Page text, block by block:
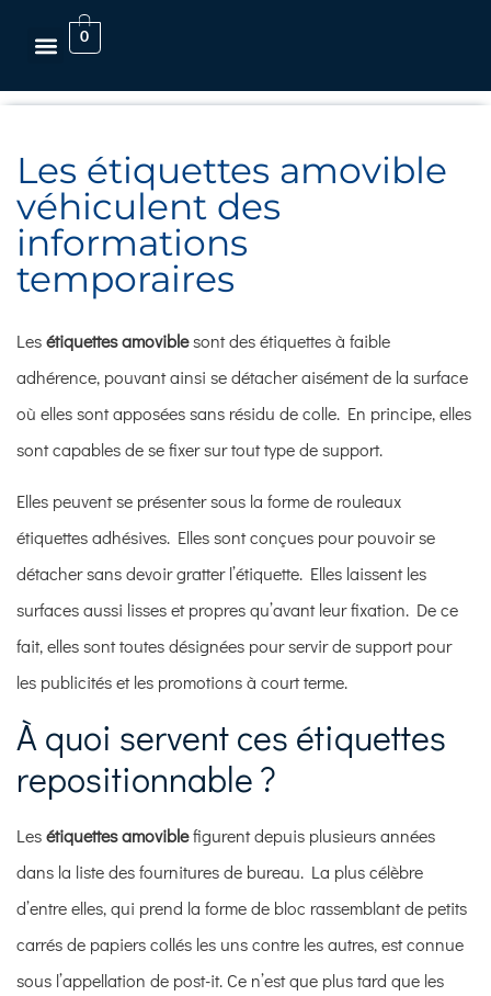
0
Les étiquettes amovible
véhiculent des
informations
temporaires
Lesétiquettes amoviblesont des étiquettes à faible
adhérence, pouvant ainsi se détacher aisément de la surface
où elles sont apposées sans résidu de colle. En principe, elles
sont capables de se fixer sur tout type de support.
Elles peuvent se présenter sous la forme de rouleaux
étiquettes adhésives. Elles sont conçues pour pouvoir se
détacher sans devoir gratter l’étiquette. Elles laissent les
surfaces aussi lisses et propres qu’avant leur fixation. De ce
fait, elles sont toutes désignées pour servir de support pour
les publicités et les promotions à court terme.
À quoi servent ces étiquettes
repositionnable?
Lesétiquettes amoviblefigurent depuis plusieurs années
dans la liste des fournitures de bureau. La plus célèbre
d’entre elles, qui prend la forme de bloc rassemblant de petits
carrés de papiers collés les uns contre les autres, est connue
sous l’appellation de post-it. Ce n’est que plus tard que les